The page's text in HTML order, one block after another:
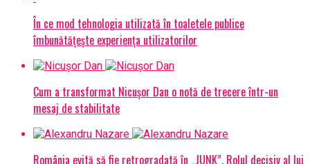
În ce mod tehnologia utilizată în toaletele publice
îmbunătățește experiența utilizatorilor
Cum a transformat Nicușor Dan o notă de trecere într-un
mesaj de stabilitate
România evită să fie retrogradată în „JUNK”. Rolul decisiv al lui